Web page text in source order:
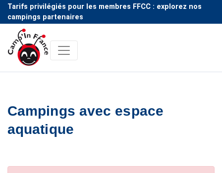
Tarifs privilégiés pour les membres FFCC : explorez nos
campings partenaires
Campings avec espace
aquatique